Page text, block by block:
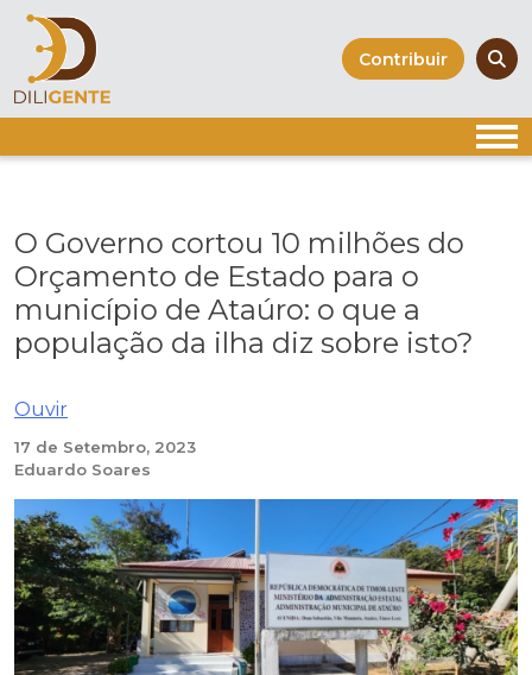
Skip
content
Contribuir
O Governo cortou 10 milhões do
Orçamento de Estado para o
município de Ataúro: o que a
população da ilha diz sobre isto?
Ouvir
17 de Setembro, 2023
Eduardo Soares